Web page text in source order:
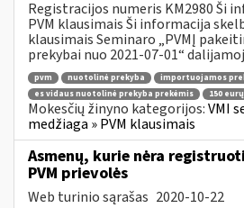
Registracijos numeris KM2980 Ši
PVM klausimais Ši informacija
klausimais Seminaro „PVMĮ
prekybai nuo 2021-07-01“
pvm nuotolinė prekyba
importuojamos
es vidaus nuotolinė prekyba prekėmis
150 eurų
Mokesčių žinyno kategorijos:VMI
medžiaga » PVM klausimais
Asmenų, kurie nėra
PVM prievolės
Web turinio sąrašas 2020-10-22